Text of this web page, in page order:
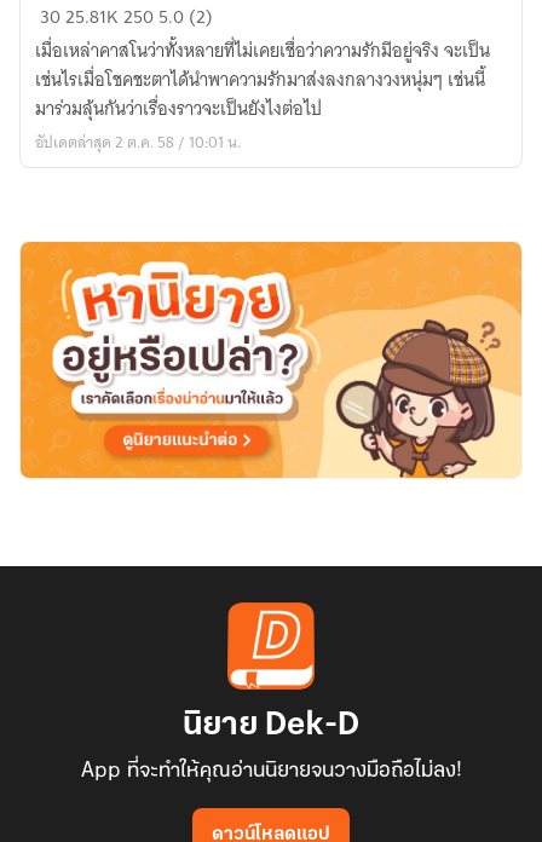
fic
naruto
]
Love
to
ลุ้น
รัก
ให้
ล็อค(จบ
แล้ว)
3025.81K2505.0 (2)
เมื่อเหล่าคาสโนว่าทั้งหลายที่ไม่เคยเชื่อว่าความรักมีอยู่จริง จะเป็น
เช่นไรเมื่อโชคชะตาได้นำพาความรักมาส่งลงกลางวงหนุ่มๆ เช่นนี้
มาร่วมลุ้นกันว่าเรื่องราวจะเป็นยังไงต่อไป
อัปเดตล่าสุด 2 ต.ค. 58 / 10:01 น.
นิยาย Dek-D
App ที่จะทำให้คุณอ่านนิยายจนวางมือถือไม่ลง!
ดาวน์โหลดแอป